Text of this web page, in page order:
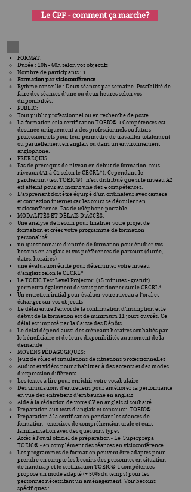
Le CPF - comment ça marche?
FORMAT:
Durée : 10h - 60h selon vos objectifs
Nombre de participants : 1
Formation par visioconférence
Rythme conseillé : Deux séances par semaine. Possibilité de
faire des séances d'une ou deux heures selon vos
disponibiltés.
PUBLIC:
Tout public professionnel ou en recherche de poste
La formation et la certification TOEIC® 4 Compétences est
destinée uniquement à des professionnels ou futurs
professionnels pour leur permettre de travailler totalement
ou partiellement en anglais ou dans un environnement
anglophone.
PRÉREQUIS
Pas de prérequis de niveau en début de formation- tous
niveaux (A1 à C1 selon le CECRL*). Cependant, le
parchemin (testTOEIC®) n’est distribué que si le niveau A2
est atteint pour au moins une des 4 compétences.
L'apprenant doit être équipé d'un ordinateur avec camera
et connexion internet car les cours se déroulent en
visioconférence. Pas de téléphone portable.
MODALITÉS ET DÉLAIS D’ACCÈS:
Une analyse de besoin pour finaliser votre projet de
formation et créer votre programme de formation
personalisé:
un questionnaire d'entrée de formation pour étudier vos
besoins en anglais et vos préférences de parcours (durée,
dates, horaires)
une évaluation écrite pour déterminer votre niveau
d'anglais selon le CECRL*
Le TOEIC Test Level Projector: (15 minutes - gratuit)
permettra également de vous positionner sur le CECRL*
Un entretien initial pour évaluer votre niveau à l'oral et
échanger sur vos objectifs
Le délai entre l’envoi de la confirmation d’inscription et le
début de la formation est de minimum 11 jours ouvrés. Ce
délai est imposé par la Caisse des Dépôts.
Le délai dépend aussi des créneaux horaires souhaités par
le bénéficiaire et de leurs disponibilités au moment de la
demande
MOYENS PÉDAGOGIQUES:
Jeux de rôles et simulations de situations professionnelles
Audios et vidéos pour s'habituer à des accents et des modes
d'expression différents.
Les textes à lire pour enrichir votre vocabulaire
Des simulations d'entretiens pour améliorer sa performance
en vue des entretiens d'embauche en anglais
Aide à la rédaction de votre CV en anglais si souhaité
Préparation aux tests d'anglais et concours: TOEIC®
Préparation à la certification pendant les séances de
formation - exercices de compréhension orale et écrit -
familiarisation avec des questions types
Accès à l'outil officiel de préparation - Le Superprepa
TOEIC® - en complément des séances en visioconférence.
Les programmes de formation peuvent être adaptés pour
prendre en compte les besoins des personnes en situation
de handicap et le certification TOEIC® 4 compétences
propose un mode adapté (+ 50% du temps) pour les
personnes nécessitant un aménagement. Voir besoins
spécifiques :